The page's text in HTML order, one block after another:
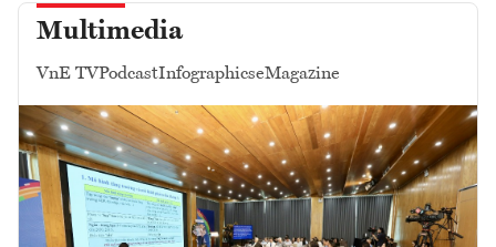
Multimedia
VnE TVPodcastInfographicseMagazine